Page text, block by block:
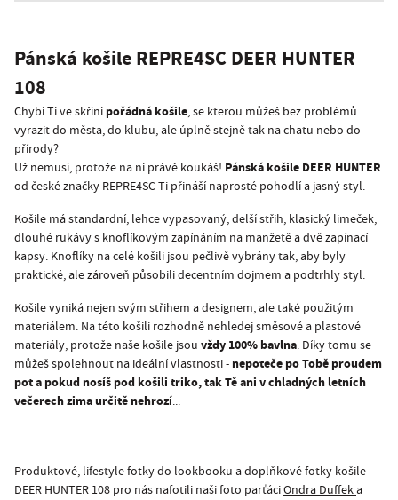
Pánská košile REPRE4SCDEER HUNTER
108
Chybí Ti ve skříni pořádná košile, se kterou můžeš bez problémů
vyrazit do města, do klubu, ale úplně stejně tak na chatu nebo do
přírody?
Už nemusí, protože na ni právě koukáš! Pánská košile DEER HUNTER
od české značky REPRE4SC Ti přináší naprosté pohodlí a jasný styl.
Košile má standardní, lehce vypasovaný, delší střih, klasický limeček,
dlouhé rukávy s knoflíkovým zapínáním na manžetě a dvě zapínací
kapsy. Knoflíky na celé košili jsou pečlivě vybrány tak, aby byly
praktické, ale zároveň působili decentním dojmem a podtrhly styl.
Košile vyniká nejen svým střihem a designem, ale také použitým
materiálem. Na této košili rozhodně nehledej směsové a plastové
materiály, protože naše košile jsou vždy 100% bavlna. Díky tomu se
můžeš spolehnout na ideální vlastnosti - nepoteče po Tobě proudem
pot a pokud nosíš pod košili triko, tak Tě ani v chladných letních
večerech zima určitě nehrozí...
Produktové, lifestyle fotky do lookbooku a doplňkové fotky košile
DEER HUNTER 108 pro nás nafotili naši foto parťáciOndra Duffek a